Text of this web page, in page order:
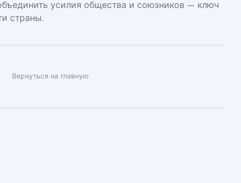
усилия общества и союзников — ключ
страны.
Вернуться на главную